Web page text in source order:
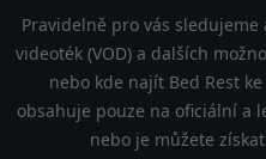
Pravidelně pro vás
videoték (VOD) a dalších
nebo kde najít Bed Rest
obsahuje pouze na oficiální a
nebo je můžete